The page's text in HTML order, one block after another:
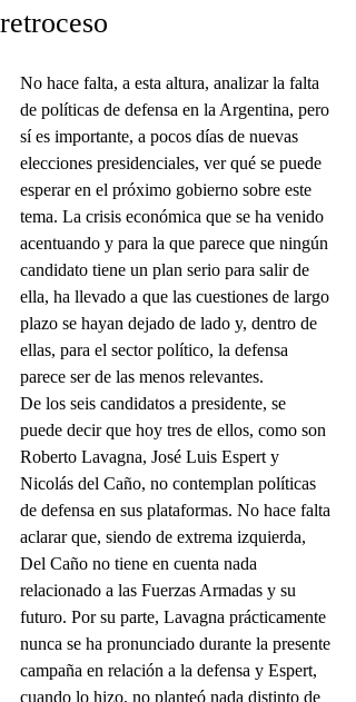
retroceso
No hace falta, a esta altura, analizar la falta
de políticas de defensa en la Argentina, pero
sí es importante, a pocos días de nuevas
elecciones presidenciales, ver qué se puede
esperar en el próximo gobierno sobre este
tema. La crisis económica que se ha venido
acentuando y para la que parece que ningún
candidato tiene un plan serio para salir de
ella, ha llevado a que las cuestiones de largo
plazo se hayan dejado de lado y, dentro de
ellas, para el sector político, la defensa
parece ser de las menos relevantes.
De los seis candidatos a presidente, se
puede decir que hoy tres de ellos, como son
Roberto Lavagna, José Luis Espert y
Nicolás del Caño, no contemplan políticas
de defensa en sus plataformas. No hace falta
aclarar que, siendo de extrema izquierda,
Del Caño no tiene en cuenta nada
relacionado a las Fuerzas Armadas y su
futuro. Por su parte, Lavagna prácticamente
nunca se ha pronunciado durante la presente
campaña en relación a la defensa y Espert,
cuando lo hizo, no planteó nada distinto de